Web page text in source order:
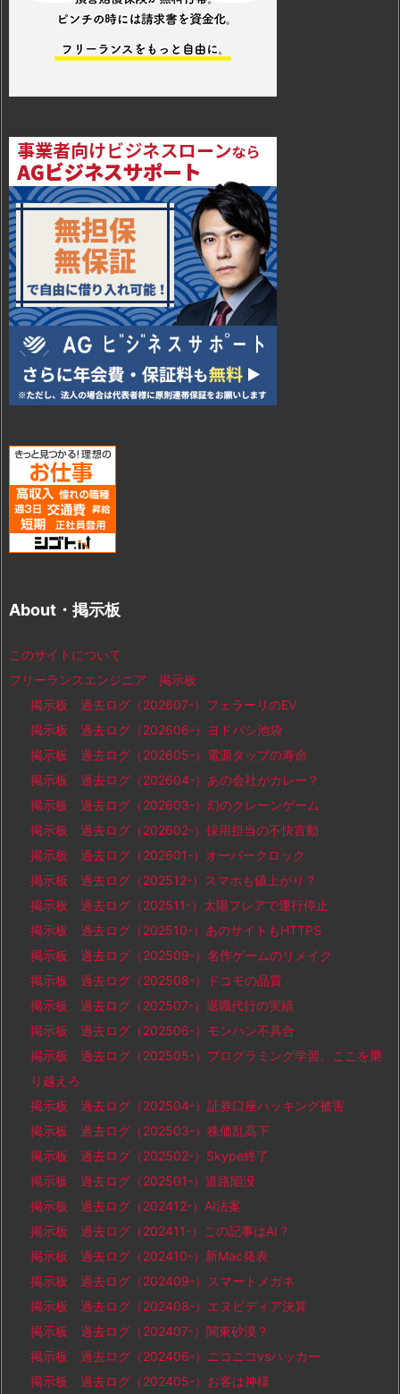
About・掲示板
このサイトについて
フリーランスエンジニア 掲示板
掲示板 過去ログ（202607-）フェラーリのEV
掲示板 過去ログ（202606-）ヨドバシ池袋
掲示板 過去ログ（202605-）電源タップの寿命
掲示板 過去ログ（202604-）あの会社がカレー？
掲示板 過去ログ（202603-）幻のクレーンゲーム
掲示板 過去ログ（202602-）採用担当の不快言動
掲示板 過去ログ（202601-）オーバークロック
掲示板 過去ログ（202512-）スマホも値上がり？
掲示板 過去ログ（202511-）太陽フレアで運行停止
掲示板 過去ログ（202510-）あのサイトもHTTPS
掲示板 過去ログ（202509-）名作ゲームのリメイク
掲示板 過去ログ（202508-）ドコモの品質
掲示板 過去ログ（202507-）退職代行の実績
掲示板 過去ログ（202506-）モンハン不具合
掲示板 過去ログ（202505-）プログラミング学習、ここを乗
り越えろ
掲示板 過去ログ（202504-）証券口座ハッキング被害
掲示板 過去ログ（202503-）株価乱高下
掲示板 過去ログ（202502-）Skype終了
掲示板 過去ログ（202501-）道路陥没
掲示板 過去ログ（202412-）AI法案
掲示板 過去ログ（202411-）この記事はAI？
掲示板 過去ログ（202410-）新Mac発表
掲示板 過去ログ（202409-）スマートメガネ
掲示板 過去ログ（202408-）エヌビディア決算
掲示板 過去ログ（202407-）関東砂漠？
掲示板 過去ログ（202406-）ニコニコvsハッカー
掲示板 過去ログ（202405-）お客は神様